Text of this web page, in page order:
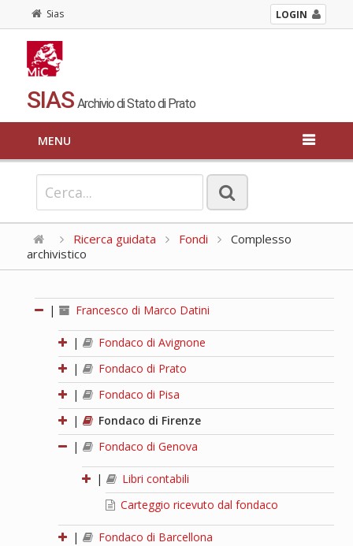
Sias LOGIN
SIAS Archivio di Stato di Prato
MENU
Ricerca guidata Fondi
Complesso
archivistico
| Francesco di Marco Datini
|
Fondaco di Avignone
|
Fondaco di Prato
|
Fondaco di Pisa
|
Fondaco di Firenze
|
Fondaco di Genova
|
Libri contabili
Carteggio ricevuto dal fondaco
|
Fondaco di Barcellona